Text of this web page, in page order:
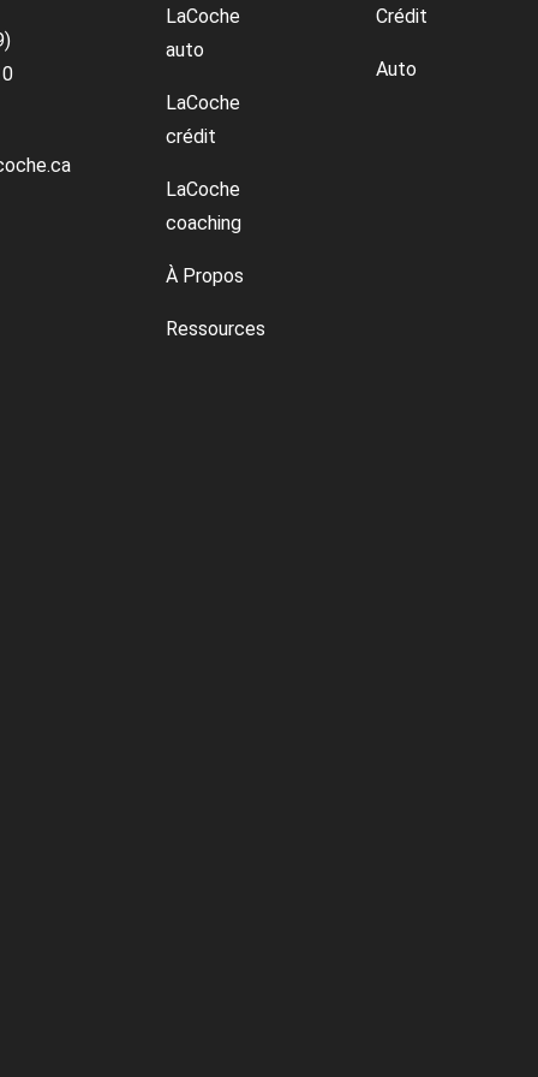
LaCoche
auto
LaCoche
crédit
LaCoche
coaching
À Propos
Ressources
Crédit
Auto